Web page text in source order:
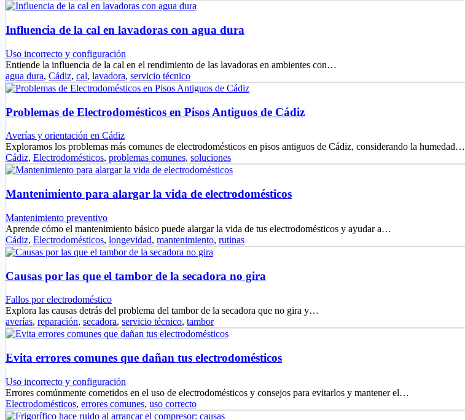
Influencia de la cal en lavadoras con agua dura
Uso incorrecto y configuración
Entiende la influencia de la cal en el rendimiento de las lavadoras en ambientes con…
agua dura, Cádiz, cal, lavadora, servicio técnico
Problemas de Electrodomésticos en Pisos Antiguos de Cádiz
Averías y orientación en Cádiz
Exploramos los problemas más comunes de electrodomésticos en pisos antiguos de Cádiz, considerando la humedad…
Cádiz, Electrodomésticos, problemas comunes, soluciones
Mantenimiento para alargar la vida de electrodomésticos
Mantenimiento preventivo
Aprende cómo el mantenimiento básico puede alargar la vida de tus electrodomésticos y ayudar a…
Cádiz, Electrodomésticos, longevidad, mantenimiento, rutinas
Causas por las que el tambor de la secadora no gira
Fallos por electrodoméstico
Explora las causas detrás del problema del tambor de la secadora que no gira y…
averías, reparación, secadora, servicio técnico, tambor
Evita errores comunes que dañan tus electrodomésticos
Uso incorrecto y configuración
Errores comúnmente cometidos en el uso de electrodomésticos y consejos para evitarlos y mantener el…
Electrodomésticos, errores comunes, uso correcto